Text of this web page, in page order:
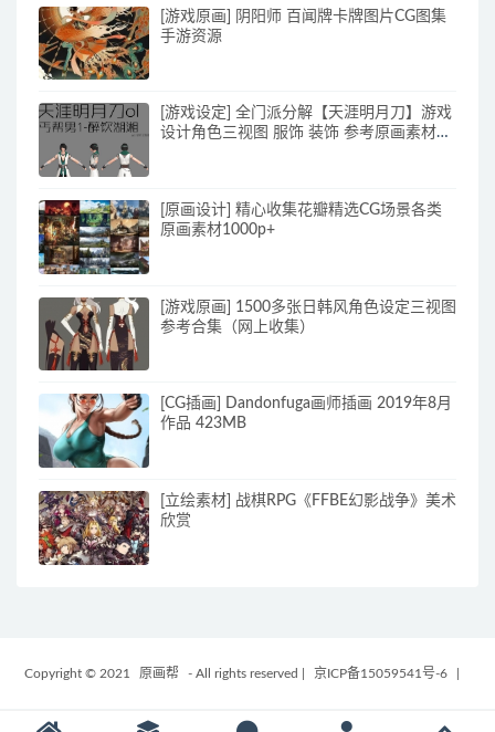
[游戏原画] 阴阳师 百闻牌卡牌图片CG图集
手游资源
[游戏设定] 全门派分解【天涯明月刀】游戏
设计角色三视图 服饰 装饰 参考原画素材
[原画设计] 精心收集花瓣精选CG场景各类
原画素材1000p+
[游戏原画] 1500多张日韩风角色设定三视图
参考合集（网上收集）
[CG插画] Dandonfuga画师插画 2019年8月
作品 423MB
[立绘素材] 战棋RPG《FFBE幻影战争》美术
欣赏
Copyright © 2021 原画帮 - All rights reserved 京ICP备15059541号-6